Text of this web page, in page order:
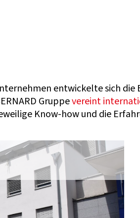
entwickelte sich
Gruppevereint
Know-how und die